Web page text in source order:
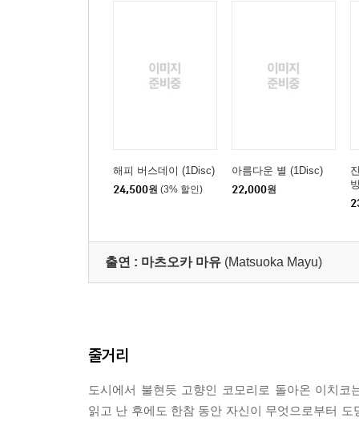
해피 버스데이 (1Disc)
24,500원 (3% 할인)
아름다운 별 (1Disc)
22,000원
출연 : 마츠오카 마유 (Matsuoka Mayu)
줄거리
도시에서 불현듯 고향인 코모리로 돌아온 이치
읽고 난 후에도 한참 동안 자신이 무엇으로부터